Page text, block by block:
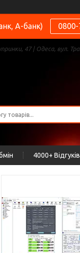
А-банк) 0800-
47 | Одеса, вул.
4000+ Відгуків